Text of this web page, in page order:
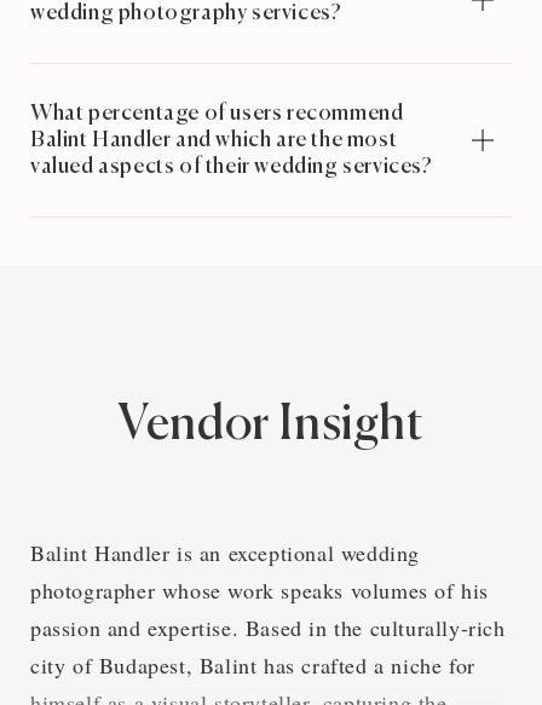
wedding photography services?
What percentage of users recommend
Balint Handler and which are the most
valued aspects of their wedding services?
Vendor Insight
Balint Handler is an exceptional wedding
photographer whose work speaks volumes of his
passion and expertise. Based in the culturally-rich
city of Budapest, Balint has crafted a niche for